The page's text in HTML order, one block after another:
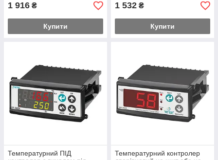
1 916 ₴
Купити
1 532 ₴
Купити
Температурний ПІД
Температурний контролер